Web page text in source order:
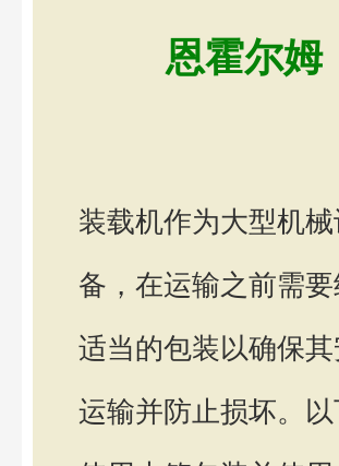
恩霍尔姆
装载机作为大型机械
备，在运输之前需
适当的包装以确保
运输并防止损坏。以